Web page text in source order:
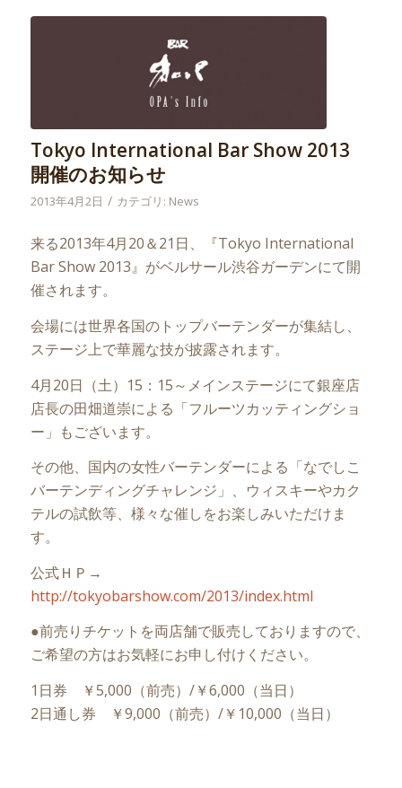
Tokyo International Bar Show 2013
開催のお知らせ
2013年4月2日 / カテゴリ: News
来る2013年4月20＆21日、『Tokyo International
Bar Show 2013』がベルサール渋谷ガーデンにて開
催されます。
会場には世界各国のトップバーテンダーが集結し、
ステージ上で華麗な技が披露されます。
4月20日（土）15：15～メインステージにて銀座店
店長の田畑道崇による「フルーツカッティングショ
ー」もございます。
その他、国内の女性バーテンダーによる「なでしこ
バーテンディングチャレンジ」、ウィスキーやカク
テルの試飲等、様々な催しをお楽しみいただけま
す。
公式ＨＰ→
http://tokyobarshow.com/2013/index.html
●前売りチケットを両店舗で販売しておりますので、
ご希望の方はお気軽にお申し付けください。
1日券 ￥5,000（前売）/￥6,000（当日）
2日通し券 ￥9,000（前売）/￥10,000（当日）